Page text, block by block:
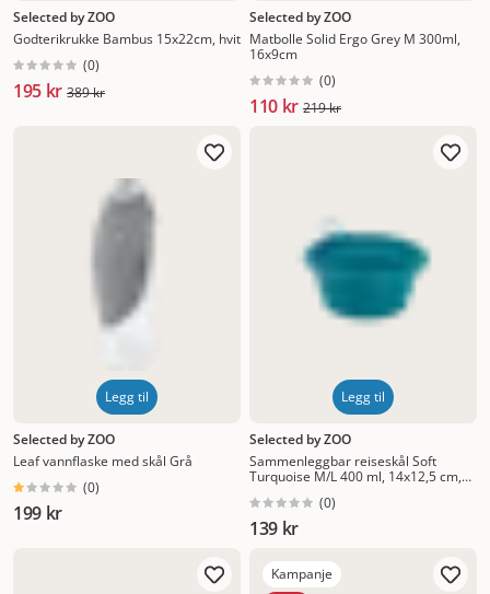
Selected by ZOO
Godterikrukke Bambus 15x22cm, hvit
(0)
195 kr 389 kr
Selected by ZOO
Matbolle Solid Ergo Grey M 300ml,
16x9cm
(0)
110 kr 219 kr
Legg til
Selected by ZOO
Leaf vannflaske med skål Grå
(0)
199 kr
Legg til
Selected by ZOO
Sammenleggbar reiseskål Soft
Turquoise M/L 400 ml, 14x12,5 cm,
(0)
139 kr
Kampanje